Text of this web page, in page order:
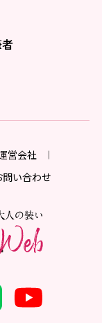
営会社
い合わせ